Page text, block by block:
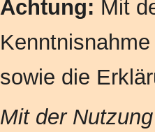
Achtung: Mit
sowie die
Mit der